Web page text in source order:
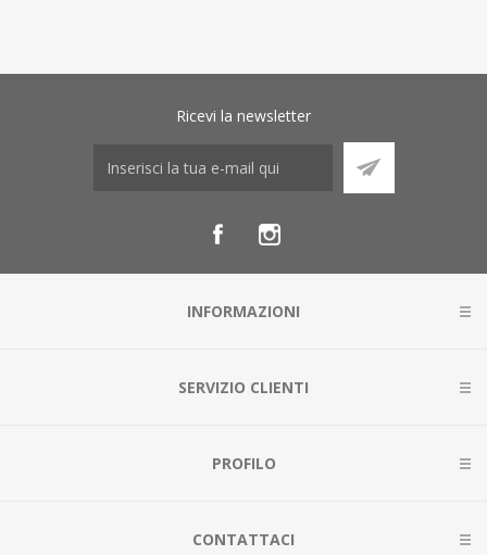
Ricevi la newsletter
INFORMAZIONI
SERVIZIO CLIENTI
PROFILO
CONTATTACI